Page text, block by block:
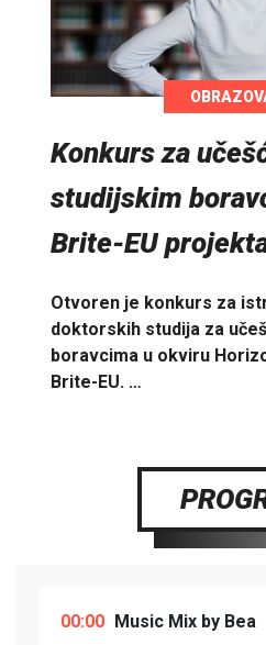
Konkurs za
studijskim
Brite-EU
Otvoren je konkurs za
doktorskih studija za
boravcima u okviru
Brite-EU. …
00:00 Music Mix by Bea